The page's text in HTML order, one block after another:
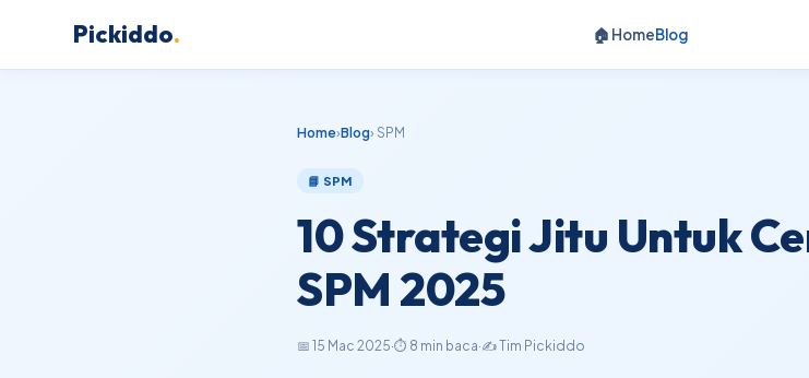
Pickiddo. 🏠 HomeBlog
Home›Blog› SPM
📘 SPM
10 Strategi Jitu Untuk
SPM 2025
📅 15 Mac 2025·⏱ 8 min baca·✍️ Tim Pickiddo